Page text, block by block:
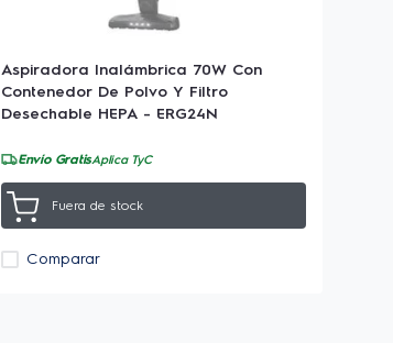
Aspiradora Inalámbrica 70W Con
Contenedor De Polvo Y Filtro
Desechable HEPA - ERG24N
Envío GratisAplica TyC
Fuera de stock
Comparar